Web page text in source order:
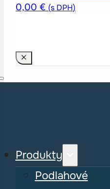
0,00 € (s DPH)
Produkty
Podlahové